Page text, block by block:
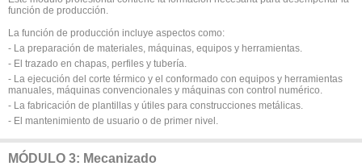
función de producción.
La función de producción incluye aspectos como:
- La preparación de materiales, máquinas, equipos y herramientas.
- El trazado en chapas, perfiles y tubería.
- La ejecución del corte térmico y el conformado con equipos y herramientas
manuales, máquinas convencionales y máquinas con control numérico.
- La fabricación de plantillas y útiles para construcciones metálicas.
- El mantenimiento de usuario o de primer nivel.
MÓDULO 3: Mecanizado